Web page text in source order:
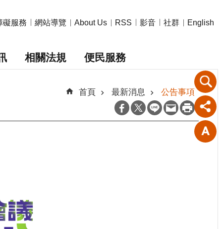
礙服務 網站導覽 About Us RSS 影音 社群 English
相關法規 便民服務
首頁 最新消息 公告事項